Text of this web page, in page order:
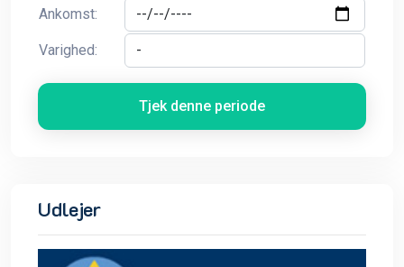
Ankomst:
Varighed:
Tjek denne periode
Udlejer